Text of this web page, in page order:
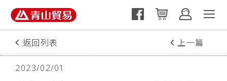
返回列表 上一篇
2023/02/01